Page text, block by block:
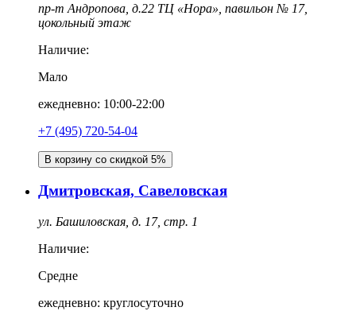
пр-т Андропова, д.22 ТЦ «Нора», павильон № 17,
цокольный этаж
Наличие:
Мало
ежедневно: 10:00-22:00
‎+7 (495) 720-54-04
В корзину со скидкой 5%
Дмитровская, Савеловская
ул. Башиловская, д. 17, стр. 1
Наличие:
Средне
ежедневно: круглосуточно